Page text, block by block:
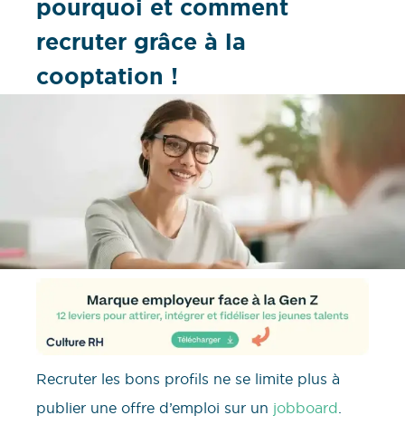
pourquoi et comment
recruter grâce à la
cooptation !
Recruter les bons profils ne se limite plus à
publier une offre d’emploi sur un jobboard.